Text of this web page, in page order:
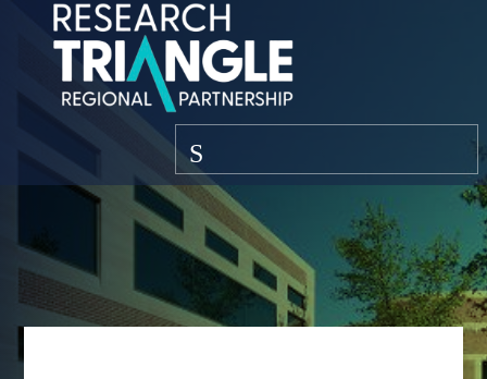
Zum Inhalt springen
Speisekarte